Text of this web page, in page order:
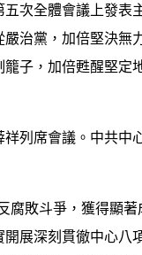
次全體會議上發表
治黨，加倍堅決無
子，加倍甦醒堅定
列席會議。中共中
腐敗斗爭，獲得顯
展深刻貫徹中心八